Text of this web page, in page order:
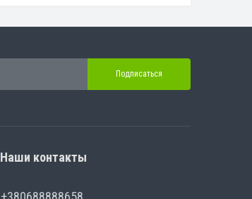
Подписаться
Наши контакты